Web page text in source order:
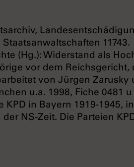
11743.
(Hg.): Widerstand als
vor dem
von Jürgen Zarusky
u.a. 1998, Fiche 0481 u
KPD in Bayern 1919-1945,
NS-Zeit. Die Parteien